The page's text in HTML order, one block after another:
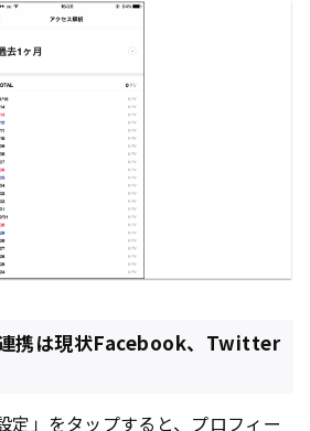
携は現状Facebook、Twitter
定」をタップすると、プロフィー